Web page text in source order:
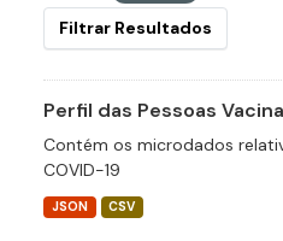
Filtrar Resultados
Perfil das Pessoas
Contém os microdados
COVID-19
JSON CSV